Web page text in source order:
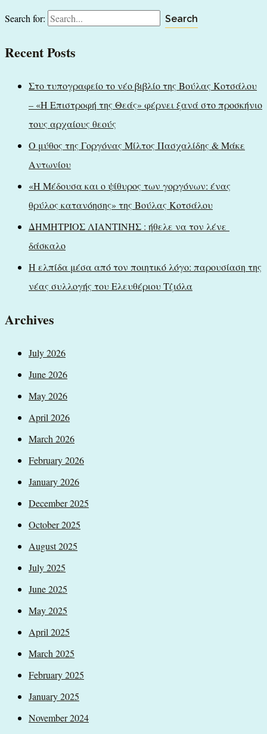
Search for:
Recent Posts
Στο τυπογραφείο το νέο βιβλίο της Βούλας Κοτσάλου
– «Η Επιστροφή της Θεάς» φέρνει ξανά στο προσκήνιο
τους αρχαίους θεούς
Ο μύθος της Γοργόνας Μίλτος Πασχαλίδης & Μάκε
Αντωνίου
«Η Μέδουσα και ο ψίθυρος των γοργόνων: ένας
θρύλος κατανόησης» της Βούλας Κοτσάλου
ΔΗΜΗΤΡΙΟΣ ΛΙΑΝΤΙΝΗΣ : ήθελε να τον λένε
δάσκαλο
Η ελπίδα μέσα από τον ποιητικό λόγο: παρουσίαση της
νέας συλλογής του Ελευθέριου Τζιόλα
Archives
July 2026
June 2026
May 2026
April 2026
March 2026
February 2026
January 2026
December 2025
October 2025
August 2025
July 2025
June 2025
May 2025
April 2025
March 2025
February 2025
January 2025
November 2024